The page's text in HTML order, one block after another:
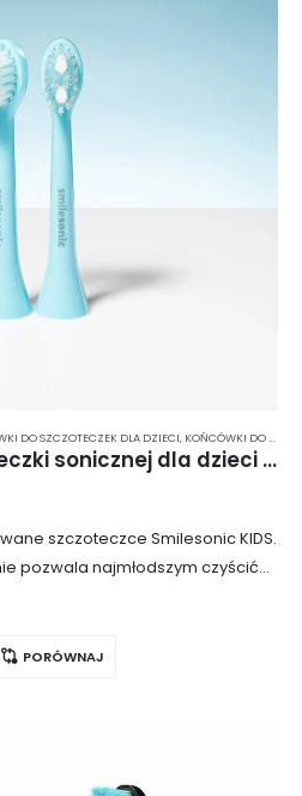
DO SZCZOTECZEK DLA DZIECI, KOŃCÓWKI DO SZCZOTECZKI SONICZNEJ
Końcówki do szczoteczki sonicznej dla dzieci Smilesonic Kids – 2 szt.
szczoteczce Smilesonic KIDS.
pozwala najmłodszym czyścić
Charakteryzują się
PORÓWNAJ